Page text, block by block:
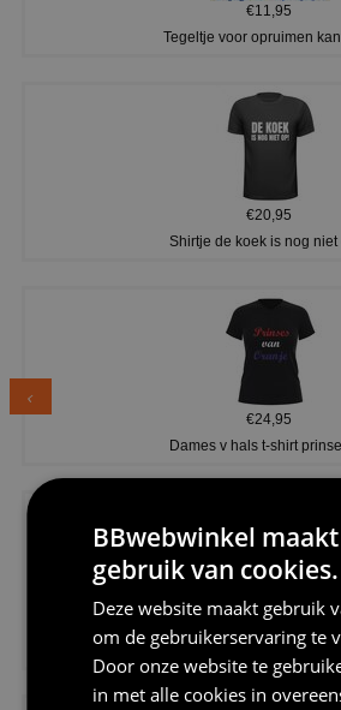
€11,95
Tegeltje voor opruimen
€20,95
Shirtje de koek is nog niet
€24,95
Dames v hals t-shirt
€24,95
Koningsdag shirt heren v-
BBwebwinkel
gebruik van cookies.
Deze website maakt gebruik
om de gebruikerservaring te
Door onze website te
in met alle cookies in